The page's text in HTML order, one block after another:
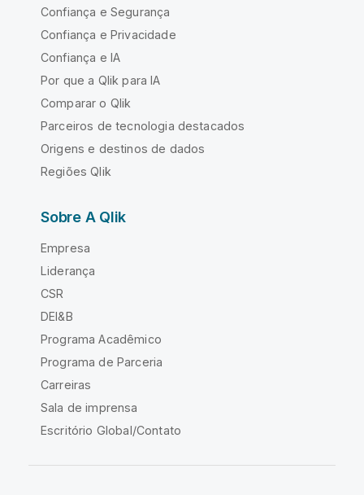
Confiança e Segurança
Confiança e Privacidade
Confiança e IA
Por que a Qlik para IA
Comparar o Qlik
Parceiros de tecnologia destacados
Origens e destinos de dados
Regiões Qlik
Sobre A Qlik
Empresa
Liderança
CSR
DEI&B
Programa Acadêmico
Programa de Parceria
Carreiras
Sala de imprensa
Escritório Global/Contato